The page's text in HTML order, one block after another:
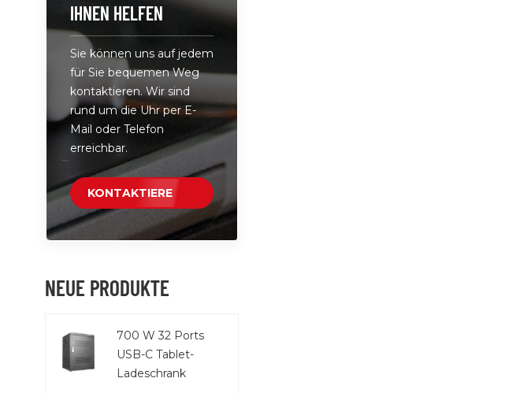
IHNEN HELFEN
Sie können uns auf jedem
für Sie bequemen Weg
kontaktieren. Wir sind
rund um die Uhr per E-
Mail oder Telefon
erreichbar.
KONTAKTIERE
UNS
NEUE PRODUKTE
700 W 32 Ports
USB-C Tablet-
Ladeschrank